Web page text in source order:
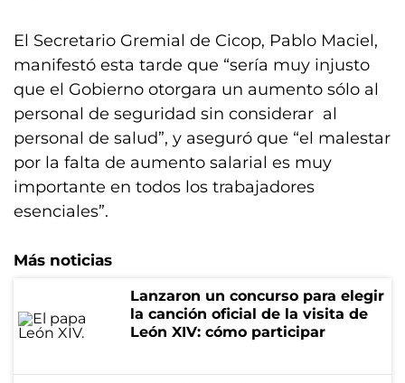
El Secretario Gremial de Cicop, Pablo Maciel,
manifestó esta tarde que “sería muy injusto
que el Gobierno otorgara un aumento sólo al
personal de seguridad sin considerar al
personal de salud”, y aseguró que “el malestar
por la falta de aumento salarial es muy
importante en todos los trabajadores
esenciales”.
Más noticias
Lanzaron un concurso para elegir
la canción oficial de la visita de
León XIV: cómo participar